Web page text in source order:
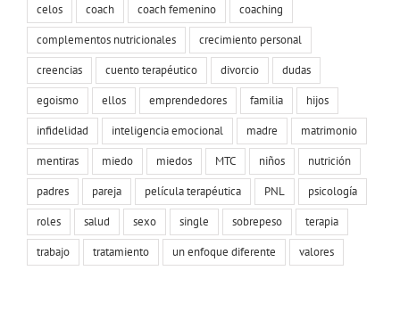
celos
coach coach femenino
coaching
complementos nutricionales
crecimiento personal
creencias
cuento terapéutico divorcio
dudas
egoismo
ellos emprendedores familia
hijos
infidelidad
inteligencia emocional madre
matrimonio
mentiras
miedo miedos MTC niños
nutrición
padres
pareja película terapéutica PNL
psicología
roles
salud sexo single sobrepeso
terapia
trabajo
tratamiento un enfoque diferente valores